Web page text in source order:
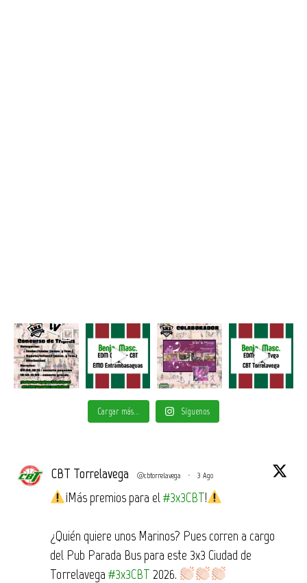
Cargar más... Síguenos
CBT Torrelavega @cbtorrelavega · 3 Ago
¡Más premios para el#3x3CBT!
¿Quién quiere unos Marinos? Pues corren a cargo
del Pub Parada Bus para este 3x3 Ciudad de
Torrelavega#3x3CBT 2026.